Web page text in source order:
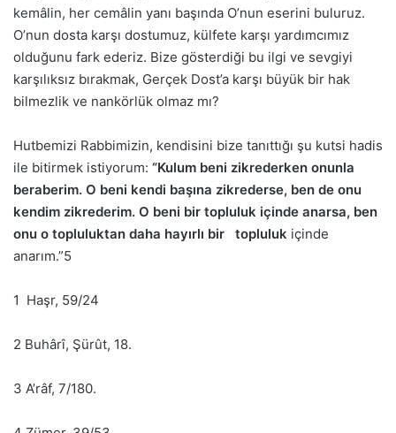
kemâlin, her cemâlin yanı başında O’nun eserini buluruz.
O’nun dosta karşı dostumuz, külfete karşı yardımcımız
olduğunu fark ederiz. Bize gösterdiği bu ilgi ve sevgiyi
karşılıksız bırakmak, Gerçek Dost’a karşı büyük bir hak
bilmezlik ve nankörlük olmaz mı?
Hutbemizi Rabbimizin, kendisini bize tanıttığı şu kutsi hadis
ile bitirmek istiyorum: “Kulum beni zikrederken onunla
beraberim. O beni kendi başına zikrederse, ben de onu
kendim zikrederim. O beni bir topluluk içinde anarsa, ben
onu o topluluktan daha hayırlı bir topluluk içinde
anarım.”5
1 Haşr, 59/24
2 Buhârî, Şürût, 18.
3 A’râf, 7/180.